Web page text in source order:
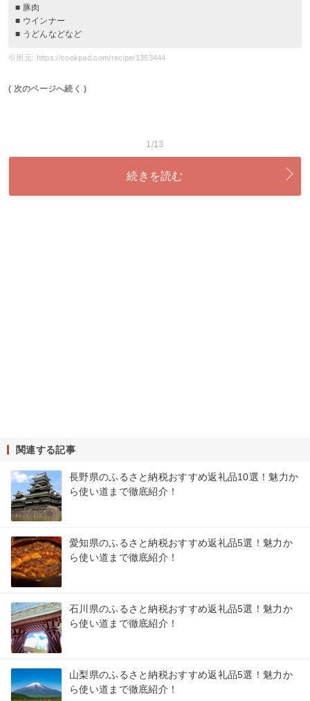
■ 豚肉
■ ウインナー
■ うどんなどなど
引用元: https://cookpad.com/recipe/1353444
( 次のページへ続く )
1/13
続きを読む
関連する記事
長野県のふるさと納税おすすめ返礼品10選！魅力か
ら使い道まで徹底紹介！
愛知県のふるさと納税おすすめ返礼品5選！魅力か
ら使い道まで徹底紹介！
石川県のふるさと納税おすすめ返礼品5選！魅力か
ら使い道まで徹底紹介！
山梨県のふるさと納税おすすめ返礼品5選！魅力か
ら使い道まで徹底紹介！